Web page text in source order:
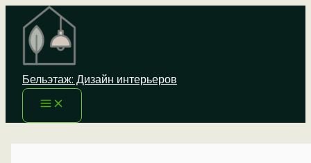
Перейти
содержимому
Бельэтаж: Дизайн интерьеров